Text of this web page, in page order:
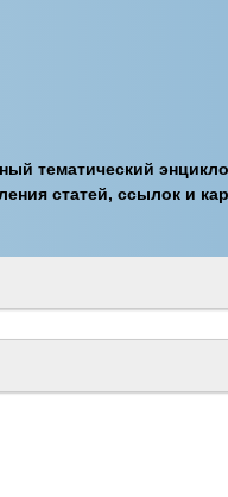
тематический
статей, ссылок и